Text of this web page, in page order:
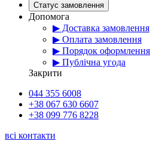
Статус замовлення
Допомога
▶ Доставка замовлення
▶ Оплата замовлення
▶ Порядок
▶ Публічна угода
Закрити
044 355 6008
+38 067 630 6607
+38 099 776 8228
всі контакти